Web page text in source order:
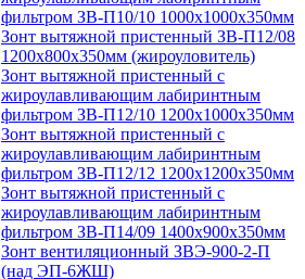
фильтром ЗВ-П10/10 1000х1000х350мм
Зонт вытяжной пристенный ЗВ-П12/08
1200х800х350мм (жироуловитель)
Зонт вытяжной пристенный с
жироулавливающим лабиринтным
фильтром ЗВ-П12/10 1200х1000х350мм
Зонт вытяжной пристенный с
жироулавливающим лабиринтным
фильтром ЗВ-П12/12 1200х1200х350мм
Зонт вытяжной пристенный с
жироулавливающим лабиринтным
фильтром ЗВ-П14/09 1400х900х350мм
Зонт вентиляционный ЗВЭ-900-2-П
(над ЭП-6ЖШ)